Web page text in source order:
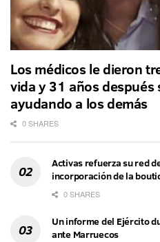
Los médicos le dieron
vida y 31 años después
ayudando a los demás
0 SHARES
Activas refuerza su red
incorporación de la
0 SHARES
Un informe del Ejército
ante Marruecos